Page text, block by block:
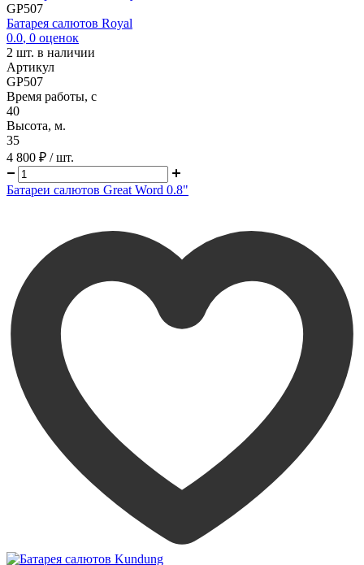
GP507
Батарея салютов Royal
0.0, 0 оценок
2 шт. в наличии
Артикул
GP507
Время работы, с
40
Высота, м.
35
4 800 ₽ / шт.
Батареи салютов Great Word 0.8"